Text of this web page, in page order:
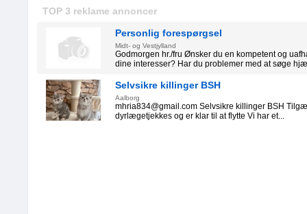
TOP 3 reklame annoncer
Personlig forespørgsel
Midt- og Vestjylland
Godmorgen hr./fru Ønsker du en kompetent og
dine interesser? Har du problemer med at søge
Selvsikre killinger BSH
Aalborg
mhria834@gmail.com Selvsikre killinger BSH
dyrlægetjekkes og er klar til at flytte Vi har et...